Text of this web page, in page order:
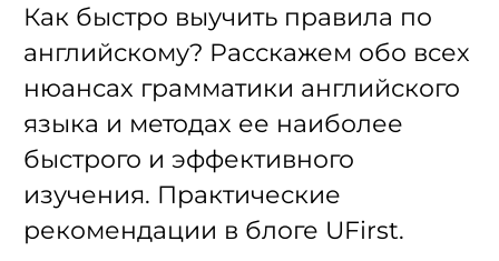
Как быстро выучить правила по
английскому? Расскажем обо всех
нюансах грамматики английского
языка и методах ее наиболее
быстрого и эффективного
изучения. Практические
рекомендации в блоге UFirst.